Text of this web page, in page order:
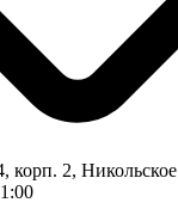
корп. 2, Никольское